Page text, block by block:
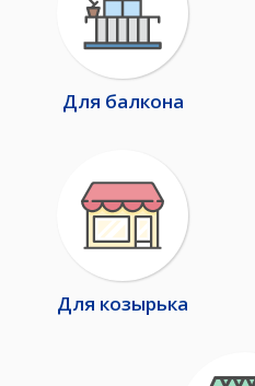
Для балкона
Для козырька